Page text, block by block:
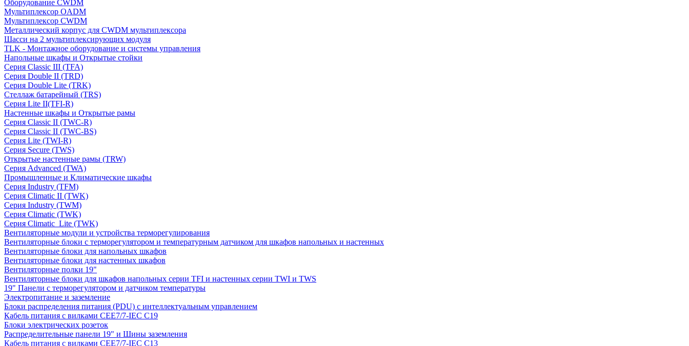
Оборудование CWDM
Мультиплекcор OADM
Мультиплексор CWDM
Металлический корпус для CWDM мультиплексора
Шасси на 2 мультиплексирующих модуля
TLK - Монтажное оборудование и системы управления
Напольные шкафы и Открытые стойки
Серия Classic III (TFA)
Серия Double II (TRD)
Серия Double Lite (TRK)
Стеллаж батарейный (TRS)
Серия Lite II(TFI-R)
Настенные шкафы и Открытые рамы
Серия Classic II (TWC-R)
Серия Classic II (TWC-BS)
Серия Lite (TWI-R)
Серия Secure (TWS)
Открытые настенные рамы (TRW)
Серия Advanced (TWA)
Промышленные и Климатические шкафы
Серия Industry (TFM)
Серия Climatic II (TWK)
Серия Industry (TWM)
Серия Climatic (TWK)
Серия Climatic_Lite (TWK)
Вентиляторные модули и устройства терморегулирования
Вентиляторные блоки с терморегулятором и температурным датчиком для шкафов напольных и настенных
Вентиляторные блоки для напольных шкафов
Вентиляторные блоки для настенных шкафов
Вентиляторные полки 19"
Вентиляторные блоки для шкафов напольных серии TFI и настенных серии TWI и TWS
19" Панели с терморегулятором и датчиком температуры
Электропитание и заземление
Блоки распределения питания (PDU) с интеллектуальным управлением
Кабель питания с вилками CEE7/7-IEC C19
Блоки электрических розеток
Распределительные панели 19" и Шины заземления
Кабель питания с вилками CEE7/7-IEC C13